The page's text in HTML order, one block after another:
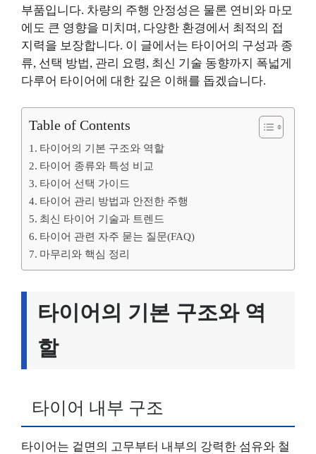
부품입니다. 차량의 주행 안정성은 물론 연비와 마모
에도 큰 영향을 미치며, 다양한 환경에서 최적의 접
지력을 보장합니다. 이 글에서는 타이어의 구성과 종
류, 선택 방법, 관리 요령, 최신 기술 동향까지 폭넓게
다루어 타이어에 대한 깊은 이해를 돕겠습니다.
Table of Contents
타이어의 기본 구조와 역할
타이어 종류와 특성 비교
타이어 선택 가이드
타이어 관리 방법과 안전한 주행
최신 타이어 기술과 트렌드
타이어 관련 자주 묻는 질문(FAQ)
마무리와 핵심 정리
타이어의 기본 구조와 역
할
타이어 내부 구조
타이어는 겉면의 고무부터 내부의 강력한 섬유와 철